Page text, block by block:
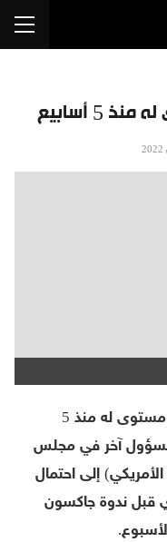
أسابيع
سجل مؤشر الدولار الأمريكي أعلى مستوى له منذ 5
مسؤول آخر في مجلس
إلى احتمال
قبل ندوة جاكسون